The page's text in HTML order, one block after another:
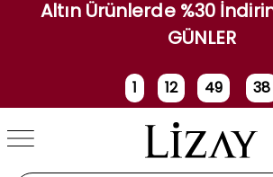
Altın Ürünlerde %30
GÜNLER
1
Gün
12
Saat
49 38